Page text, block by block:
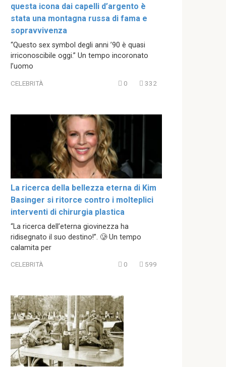
questa icona dai capelli d’argento è
stata una montagna russa di fama e
sopravvivenza
“Questo sex symbol degli anni ’90 è quasi
irriconoscibile oggi.” Un tempo incoronato
l’uomo
CELEBRITÀ 0 332
La ricerca della bellezza eterna di Kim
Basinger si ritorce contro i molteplici
interventi di chirurgia plastica
“La ricerca dell’eterna giovinezza ha
ridisegnato il suo destino!”. 🥲 Un tempo
calamita per
CELEBRITÀ 0 599